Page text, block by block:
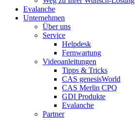
Evalanche
Unternehmen
Über uns
Service
Helpdesk
Fernwartung
Videoanleitungen
Tipps & Tricks
CAS genesisWorld
CAS Merlin CPQ
GDI Produkte
Evalanche
Partner